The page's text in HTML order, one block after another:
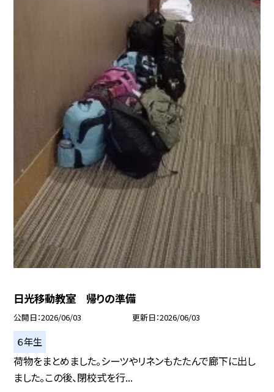
日光移動教室 帰りの準備
公開日 2026/06/03 更新日 2026/06/03
６年生
荷物をまとめました。シーツやリネンもたたんで廊下に出し
ました。この後、閉校式を行...